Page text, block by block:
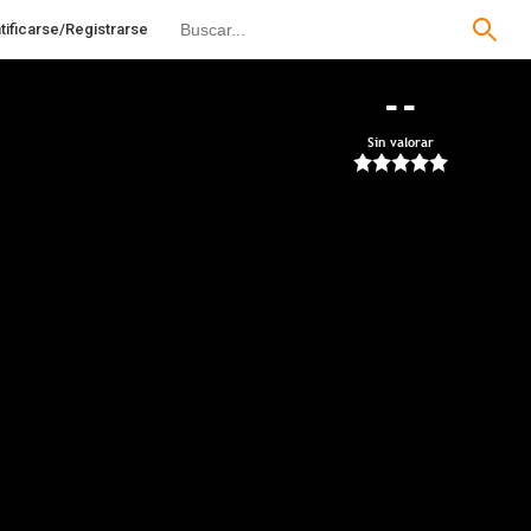
Registrarse
--
Sin valorar